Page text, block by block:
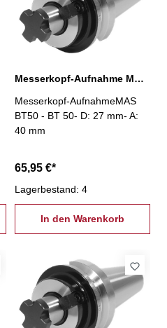
Messerkopf-Aufnahme MAS BT50, D:27 mm / A:40 mm
Messerkopf-AufnahmeMAS
BT50 - BT 50- D: 27 mm- A:
40 mm
65,95 €*
Lagerbestand: 4
In den Warenkorb